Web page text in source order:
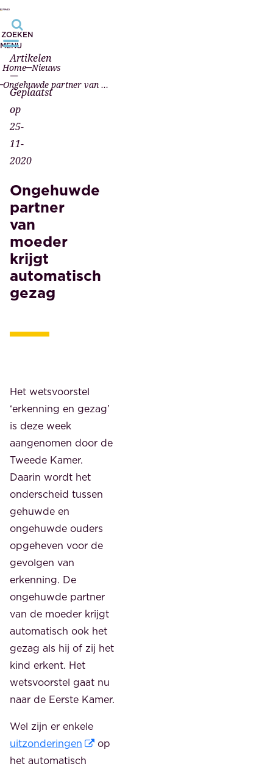
ZOEKEN
MENU
Home Nieuws
Ongehuwde partner van moeder krijgt automatisch gezag
Artikelen
—
Geplaatst
op
25-
11-
2020
Ongehuwde
partner
van
moeder
krijgt
automatisch
gezag
Het wetsvoorstel
‘erkenning en gezag’
is deze week
aangenomen door de
Tweede Kamer.
Daarin wordt het
onderscheid tussen
gehuwde en
ongehuwde ouders
opgeheven voor de
gevolgen van
erkenning. De
ongehuwde partner
van de moeder krijgt
automatisch ook het
gezag als hij of zij het
kind erkent. Het
wetsvoorstel gaat nu
naar de Eerste Kamer.
Wel zijn er enkele
uitzonderingen
op
het automatisch